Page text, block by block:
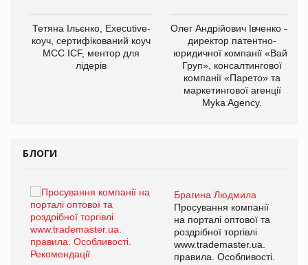
Тетяна Ільєнко, Executive-
коуч, сертифікований коуч
МСС ICF, ментор для
лідерів
Олег Андрійович Івченко —
директор патентно-
юридичної компанії «Вайз
Груп», консалтингової
компанії «Парето» та
маркетингової агенції
Myka Agency.
БЛОГИ
Брагина Людмила
Просування компанії
на порталі оптової та
роздрібної торгівлі
www.trademaster.ua.
правила. Особливості.